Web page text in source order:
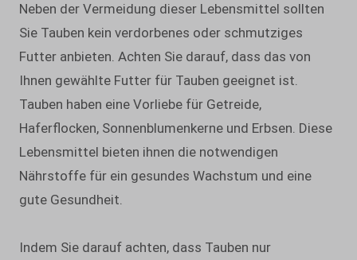
Neben der Vermeidung dieser Lebensmittel sollten
Sie Tauben kein verdorbenes oder schmutziges
Futter anbieten. Achten Sie darauf, dass das von
Ihnen gewählte Futter für Tauben geeignet ist.
Tauben haben eine Vorliebe für Getreide,
Haferflocken, Sonnenblumenkerne und Erbsen. Diese
Lebensmittel bieten ihnen die notwendigen
Nährstoffe für ein gesundes Wachstum und eine
gute Gesundheit.
Indem Sie darauf achten, dass Tauben nur